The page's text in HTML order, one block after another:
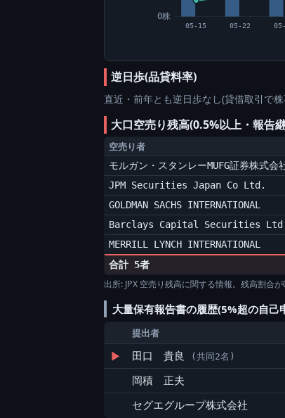
0株
05-15 05-22
逆日歩(品貸料率)
直近・前年とも逆日歩なし(貸借取引で株
大口空売り残高(0.5%以上・報
空売り者
モルガン・スタンレーMUFG証券株式会
JPM Securities Japan Co Ltd.
GOLDMAN SACHS INTERNATIONAL
Barclays Capital Securities Ltd
MERRILL LYNCH INTERNATIONAL
合計 5者
出所: JPX 空売り残高に関する情報。残高割合
大量保有報告書の履歴(5%超の自己
提出者
▶ 田口 貴良 (共同2名)
岡積 正夫
セグエグループ株式会社